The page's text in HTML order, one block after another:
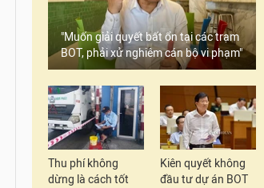
"Muốn giải quyết bất ổn tại các trạm
BOT, phải xử nghiêm cán bộ vi phạm"
Thu phí không
dừng là cách tốt
Kiên quyết không
đầu tư dự án BOT